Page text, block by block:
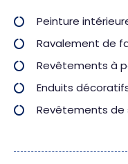
Peinture
Ravalement de
Revêtements à
Enduits
Revêtements de